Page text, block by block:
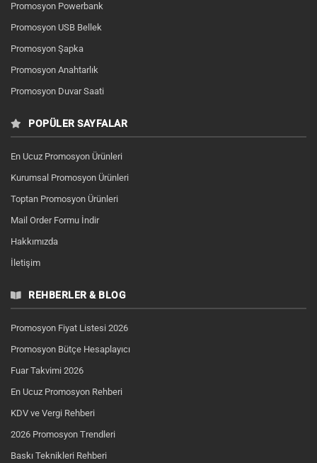
Promosyon Powerbank
Promosyon USB Bellek
Promosyon Şapka
Promosyon Anahtarlık
Promosyon Duvar Saati
POPÜLER SAYFALAR
En Ucuz Promosyon Ürünleri
Kurumsal Promosyon Ürünleri
Toptan Promosyon Ürünleri
Mail Order Formu İndir
Hakkımızda
İletişim
REHBERLER & BLOG
Promosyon Fiyat Listesi 2026
Promosyon Bütçe Hesaplayıcı
Fuar Takvimi 2026
En Ucuz Promosyon Rehberi
KDV ve Vergi Rehberi
2026 Promosyon Trendleri
Baskı Teknikleri Rehberi